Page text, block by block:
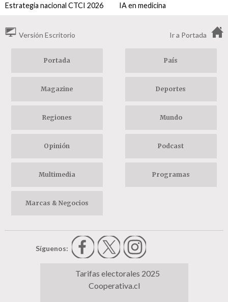
Estrategia nacional CTCI 2026 IA en medicina
Versión Escritorio Ir a Portada
Portada País
Magazine Deportes
Regiones Mundo
Opinión Podcast
Multimedia Programas
Marcas & Negocios
Síguenos:
Tarifas electorales 2025
Cooperativa.cl